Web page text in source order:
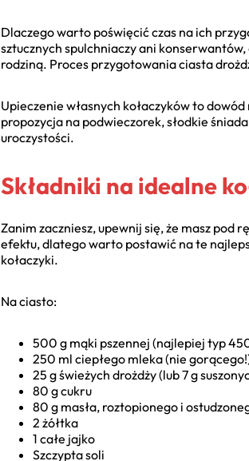
Dlaczego warto poświęcić czas na ich
sztucznych spulchniaczy ani
rodziną. Proces przygotowania ciasta
Upieczenie własnych kołaczyków to
propozycja na podwieczorek, słodkie
uroczystości.
Składniki na idealne
Zanim zaczniesz, upewnij się, że masz pod
efektu, dlatego warto postawić na te
kołaczyki.
Na ciasto:
500 g mąki pszennej (najlepiej typ
250 ml ciepłego mleka (nie
25 g świeżych drożdży (lub 7 g
80 g cukru
80 g masła, roztopionego i
2 żółtka
1 całe jajko
Szczypta soli